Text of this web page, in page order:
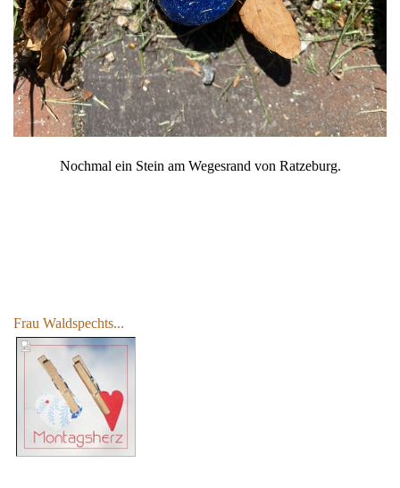
Nochmal ein Stein am Wegesrand von Ratzeburg.
Frau Waldspechts...